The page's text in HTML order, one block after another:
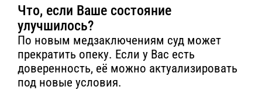
Что, если Ваше состояние
улучшилось?
По новым медзаключениям суд может
прекратить опеку. Если у Вас есть
доверенность, её можно актуализировать
под новые условия.